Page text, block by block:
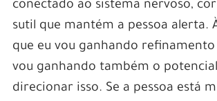
conectado ao sistema nervoso,
sutil que mantém a pessoa alerta.
que eu vou ganhando refinamento
vou ganhando também o
direcionar isso. Se a pessoa está